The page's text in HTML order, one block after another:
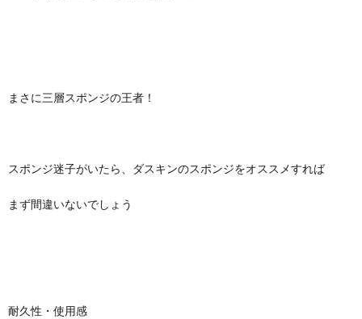
まさに三層スポンジの王者！
スポンジ迷子がいたら、ダスキンのスポンジをオススメすれば
まず間違いないでしょう
耐久性・使用感